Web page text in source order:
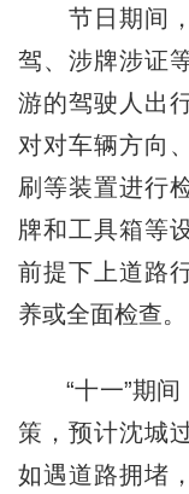
节日期间，
驾、涉牌涉证
游的驾驶人出
对对车辆方向
刷等装置进行
牌和工具箱等
前提下上道路
养或全面检查。
“十一”期间
策，预计沈城
如遇道路拥堵